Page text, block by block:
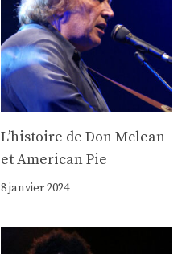
Lʼhistoire de Don Mclean
et American Pie
8 janvier 2024